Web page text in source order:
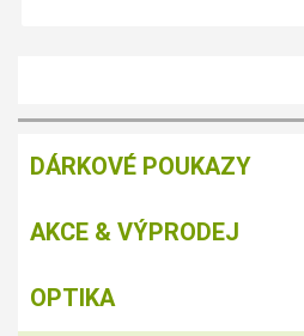
DÁRKOVÉ POUKAZY
AKCE & VÝPRODEJ
OPTIKA